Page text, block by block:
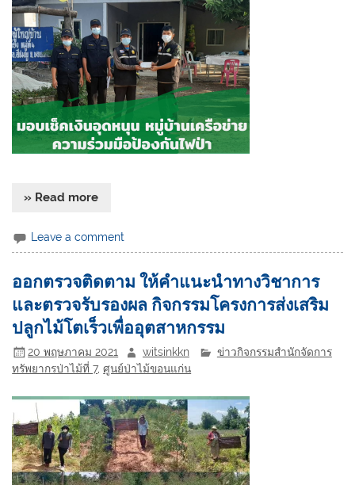
» Read more
Leave a comment
ออกตรวจติดตาม ให้คำแนะนำทางวิชาการ
และตรวจรับรองผล กิจกรรมโครงการส่งเสริม
ปลูกไม้โตเร็วเพื่ออุตสาหกรรม
20 พฤษภาคม 2021 witsinkkn
ข่าวกิจกรรมสำนักจัดการ
ทรัพยากรป่าไม้ที่ 7,ศูนย์ป่าไม้ขอนแก่น